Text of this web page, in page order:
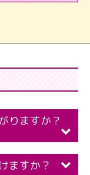
りますか？
ますか？